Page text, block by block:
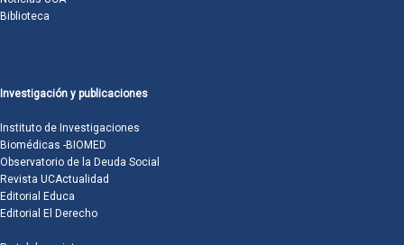
Biblioteca
Investigación y publicaciones
Instituto de Investigaciones
Biomédicas -BIOMED
Observatorio de la Deuda Social
Revista UCActualidad
Editorial Educa
Editorial El Derecho